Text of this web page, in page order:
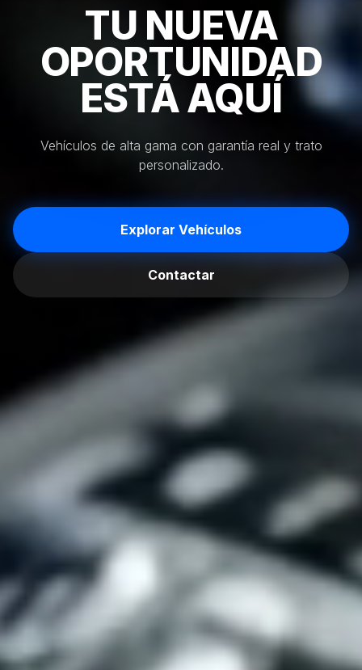
TU NUEVA
OPORTUNIDAD
ESTÁ AQUÍ
Vehículos de alta gama con garantía real y trato
personalizado.
Explorar Vehículos
Contactar